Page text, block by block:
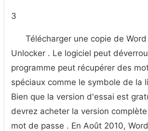
3
Télécharger une copie de
Unlocker . Le logiciel peut
programme peut récupérer des
spéciaux comme le symbole de la
Bien que la version d'essai est
devrez acheter la version
mot de passe . En Août 2010,